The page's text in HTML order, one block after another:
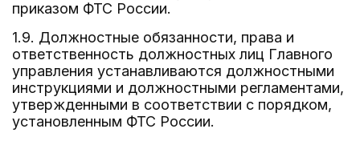
приказом ФТС России.
1.9. Должностные обязанности, права и
ответственность должностных лиц Главного
управления устанавливаются должностными
инструкциями и должностными регламентами,
утвержденными в соответствии с порядком,
установленным ФТС России.